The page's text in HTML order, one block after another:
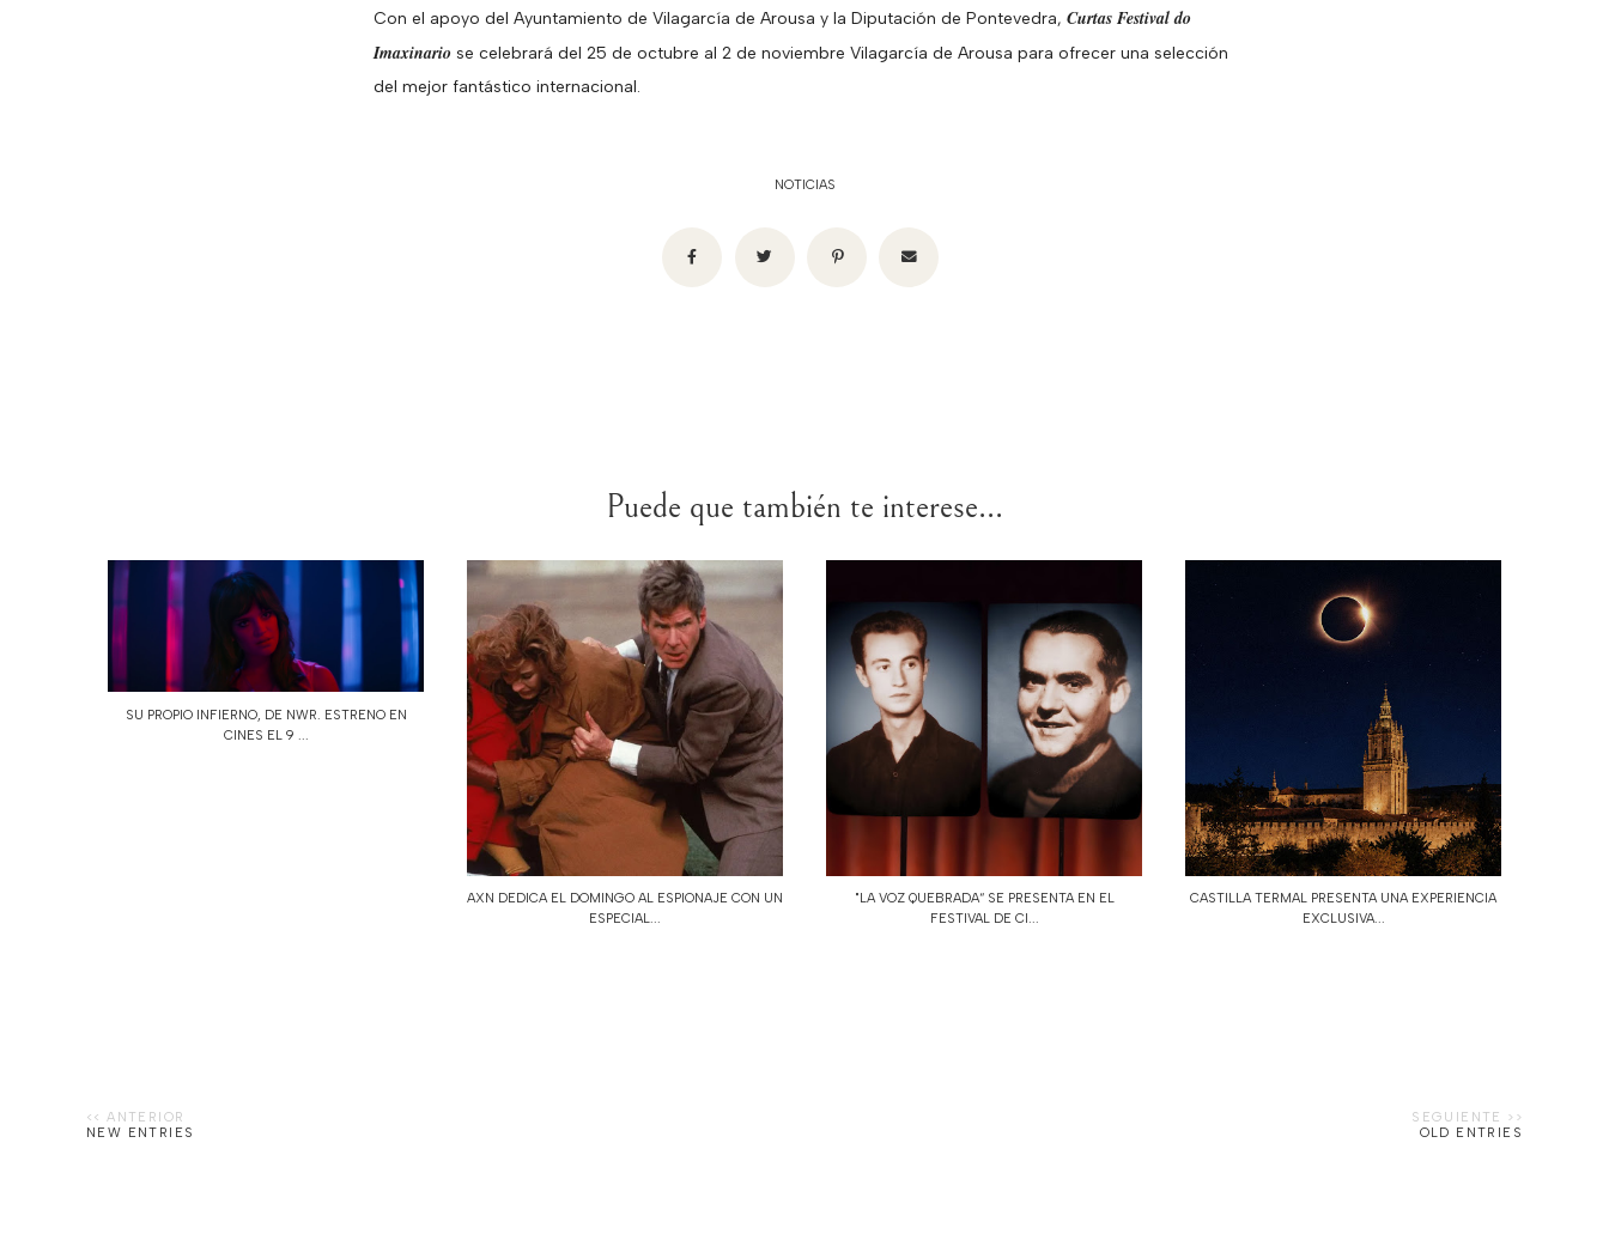
Con el apoyo del Ayuntamiento de Vilagarcía de Arousa y la Diputación de Pontevedra, Curtas Festival do
Imaxinario se celebrará del 25 de octubre al 2 de noviembre Vilagarcía de Arousa para ofrecer una selección
del mejor fantástico internacional.
NOTICIAS
Puede que también te interese...
SU PROPIO INFIERNO, DE NWR. ESTRENO EN
CINES EL 9 ...
AXN DEDICA EL DOMINGO AL ESPIONAJE CON UN
ESPECIAL...
"LA VOZ QUEBRADA“ SE PRESENTA EN EL
FESTIVAL DE CI...
CASTILLA TERMAL PRESENTA UNA EXPERIENCIA
EXCLUSIVA...
NEW ENTRIES OLD ENTRIES